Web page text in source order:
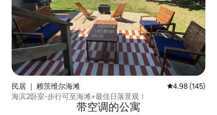
民居 ｜ 赖茨维尔海滩 平均评分 4.98
4.98 (145)
海滨2卧室-步行可至海滩+最佳日落景观！
带空调的公寓